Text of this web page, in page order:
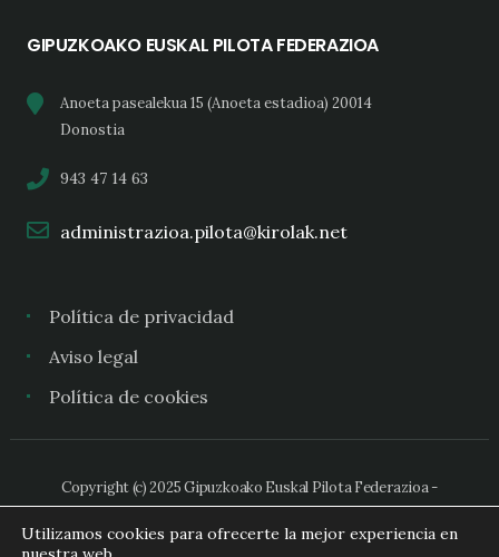
GIPUZKOAKO EUSKAL PILOTA FEDERAZIOA
Anoeta pasealekua 15 (Anoeta estadioa) 20014
Donostia
943 47 14 63
administrazioa.pilota@kirolak.net
Política de privacidad
Aviso legal
Política de cookies
Copyright (c) 2025 Gipuzkoako Euskal Pilota Federazioa -
Utilizamos cookies para ofrecerte la mejor experiencia en